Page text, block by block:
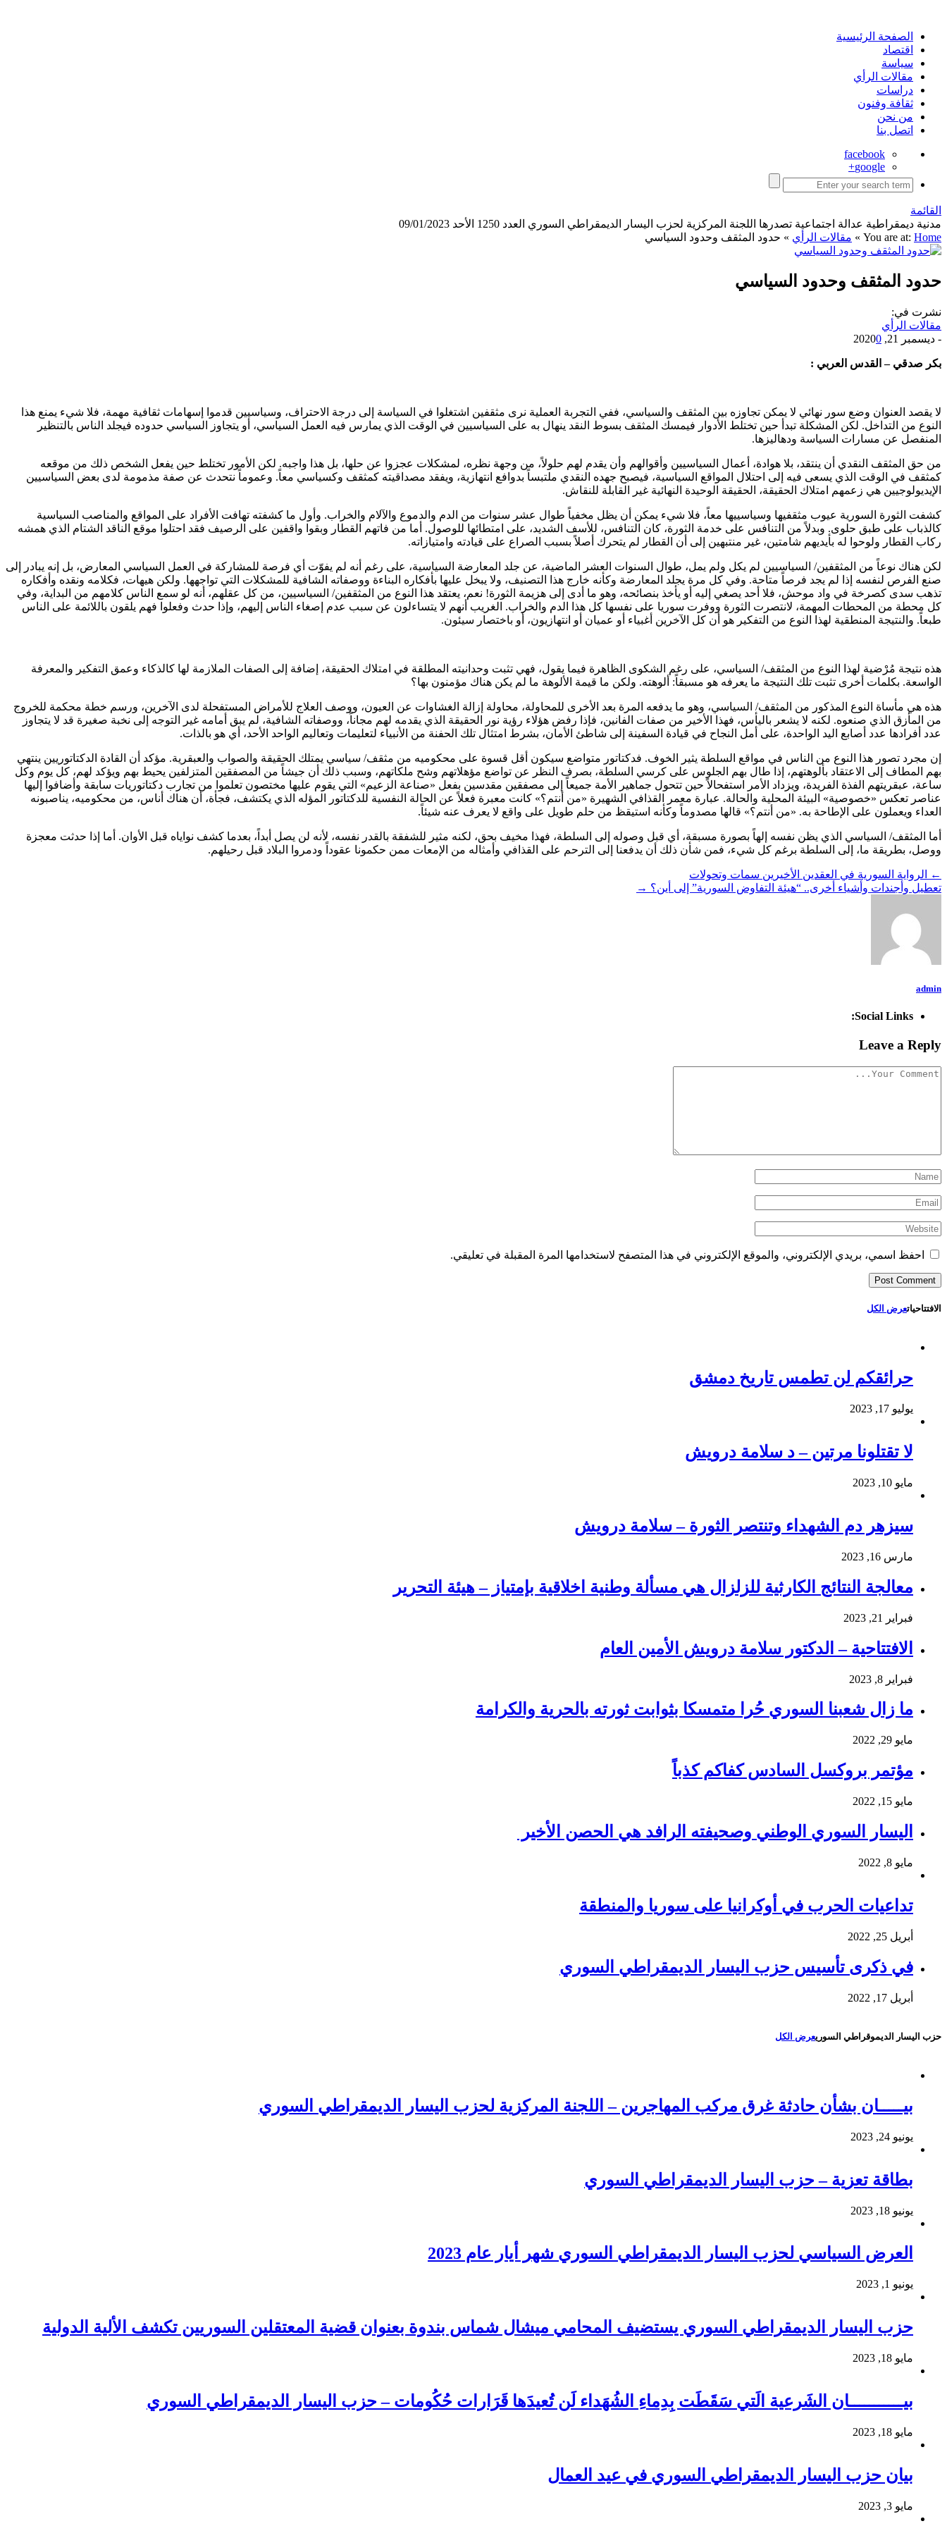
الصفحة الرئيسية
اقتصاد
سياسة
مقالات الرأي
دراسات
ثقافة وفنون
من نحن
اتصل بنا
facebook
google+
القائمة
مدنية ديمقراطية عدالة اجتماعية تصدرها اللجنة المركزية لحزب اليسار الديمقراطي السوري العدد 1250 الأحد 09/01/2023
You are at: Home
» مقالات الرأي » حدود المثقف وحدود السياسي
حدود المثقف وحدود السياسي
نشرت في:
مقالات الرأي
- ديسمبر 21, 2020 0
بكر صدقي – القدس العربي :
لا يقصد العنوان وضع سور نهائي لا يمكن تجاوزه بين المثقف والسياسي، ففي التجربة العملية نرى مثقفين اشتغلوا في السياسة إلى درجة الاحتراف، وسياسيين قدموا إسهامات ثقافية مهمة، فلا شيء يمنع هذا
النوع من التداخل. لكن المشكلة تبدأ حين تختلط الأدوار فيمسك المثقف بسوط النقد ينهال به على السياسيين في الوقت الذي يمارس فيه العمل السياسي، أو يتجاوز السياسي حدوده فيجلد الناس بالتنظير
المنفصل عن مسارات السياسة ودهاليزها.
من حق المثقف النقدي أن ينتقد، بلا هوادة، أعمال السياسيين وأقوالهم وأن يقدم لهم حلولاً، من وجهة نظره، لمشكلات عجزوا عن حلها، بل هذا واجبه. لكن الأمور تختلط حين يفعل الشخص ذلك من موقعه
كمثقف في الوقت الذي يسعى فيه إلى احتلال المواقع السياسية، فيصبح جهده النقدي ملتبساً بدوافع انتهازية، ويفقد مصداقيته كمثقف وكسياسي معاً. وعموماً نتحدث عن صفة مذمومة لدى بعض السياسيين
الإيديولوجيين هي زعمهم امتلاك الحقيقة، الحقيقة الوحيدة النهائية غير القابلة للنقاش.
كشفت الثورة السورية عيوب مثقفيها وسياسييها معاً، فلا شيء يمكن أن يظل مخفياً طوال عشر سنوات من الدم والدموع والآلام والخراب. وأول ما كشفته تهافت الأفراد على المواقع والمناصب السياسية
كالذباب على طبق حلوى. وبدلاً من التنافس على خدمة الثورة، كان التنافس، للأسف الشديد، على امتطائها للوصول. أما من فاتهم القطار وبقوا واقفين على الرصيف فقد احتلوا موقع الناقد الشتام الذي همشه
ركاب القطار ولوحوا له بأيديهم شامتين، غير منتبهين إلى أن القطار لم يتحرك أصلاً بسبب الصراع على قيادته وامتيازاته.
لكن هناك نوعاً من المثقفين/ السياسيين لم يكل ولم يمل، طوال السنوات العشر الماضية، عن جلد المعارضة السياسية، على رغم أنه لم يفوّت أي فرصة للمشاركة في العمل السياسي المعارض، بل إنه يبادر إلى
صنع الفرص لنفسه إذا لم يجد فرصاً متاحة. وفي كل مرة يجلد المعارضة وكأنه خارج هذا التصنيف، ولا يبخل عليها بأفكاره البناءة ووصفاته الشافية للمشكلات التي تواجهها. ولكن هيهات، فكلامه ونقده وأفكاره
تذهب سدى كصرخة في واد موحش، فلا أحد يصغي إليه أو يأخذ بنصائحه، وهو ما أدى إلى هزيمة الثورة! نعم، يعتقد هذا النوع من المثقفين/ السياسيين، من كل عقلهم، أنه لو سمع الناس كلامهم من البداية، وفي
كل محطة من المحطات المهمة، لانتصرت الثورة ووفرت سوريا على نفسها كل هذا الدم والخراب. الغريب أنهم لا يتساءلون عن سبب عدم إصغاء الناس إليهم، وإذا حدث وفعلوا فهم يلقون باللائمة على الناس
طبعاً. والنتيجة المنطقية لهذا النوع من التفكير هو أن كل الآخرين أغبياء أو عميان أو انتهازيون، أو باختصار سيئون.
هذه نتيجة مُرْضية لهذا النوع من المثقف/ السياسي، على رغم الشكوى الظاهرة فيما يقول، فهي تثبت وحدانيته المطلقة في امتلاك الحقيقة، إضافة إلى الصفات الملازمة لها كالذكاء وعمق التفكير والمعرفة
الواسعة. بكلمات أخرى تثبت تلك النتيجة ما يعرفه هو مسبقاً: ألوهته. ولكن ما قيمة الألوهة ما لم يكن هناك مؤمنون بها؟
هذه هي مأساة النوع المذكور من المثقف/ السياسي، وهو ما يدفعه المرة بعد الأخرى للمحاولة، محاولة إزالة الغشاوات عن العيون، ووصف العلاج للأمراض المستفحلة لدى الآخرين، ورسم خطة محكمة للخروج
من المأزق الذي صنعوه. لكنه لا يشعر باليأس، فهذا الأخير من صفات الفانين، فإذا رفض هؤلاء رؤية نور الحقيقة الذي يقدمه لهم مجاناً، ووصفاته الشافية، لم يبق أمامه غير التوجه إلى نخبة صغيرة قد لا يتجاوز
عدد أفرادها عدد أصابع اليد الواحدة، على أمل النجاح في قيادة السفينة إلى شاطئ الأمان، بشرط امتثال تلك الحفنة من الأنبياء لتعليمات وتعاليم الواحد الأحد، أي هو بالذات.
إن مجرد تصور هذا النوع من الناس في مواقع السلطة يثير الخوف. فدكتاتور متواضع سيكون أقل قسوة على محكوميه من مثقف/ سياسي يمتلك الحقيقة والصواب والعبقرية. مؤكد أن القادة الدكتاتوريين ينتهي
بهم المطاف إلى الاعتقاد بألوهتهم، إذا طال بهم الجلوس على كرسي السلطة، بصرف النظر عن تواضع مؤهلاتهم وشح ملكاتهم، وسبب ذلك أن جيشاً من المصفقين المتزلفين يحيط بهم ويؤكد لهم، كل يوم وكل
ساعة، عبقريتهم الفذة الفريدة، ويزداد الأمر استفحالاً حين تتحول جماهير الأمة جميعاً إلى مصفقين مقدسين بفعل «صناعة الزعيم» التي يقوم عليها مختصون تعلموا من تجارب دكتاتوريات سابقة وأضافوا إليها
عناصر تعكس «خصوصية» البيئة المحلية والحالة. عبارة معمر القذافي الشهيرة «من أنتم؟» كانت معبرة فعلاً عن الحالة النفسية للدكتاتور المؤله الذي يكتشف، فجأة، أن هناك أناس، من محكوميه، يناصبونه
العداء ويعملون على الإطاحة به. «من أنتم؟» قالها مصدوماً وكأنه استيقظ من حلم طويل على واقع لا يعرف عنه شيئاً.
أما المثقف/ السياسي الذي يظن نفسه إلهاً بصورة مسبقة، أي قبل وصوله إلى السلطة، فهذا مخيف بحق، لكنه مثير للشفقة بالقدر نفسه، لأنه لن يصل أبداً، بعدما كشف نواياه قبل الأوان. أما إذا حدثت معجزة
ووصل، بطريقة ما، إلى السلطة برغم كل شيء، فمن شأن ذلك أن يدفعنا إلى الترحم على القذافي وأمثاله من الإمعات ممن حكمونا عقوداً ودمروا البلاد قبل رحيلهم.
←
الرواية السورية في العقدين الأخيرين سمات وتحولات
تعطيل وأجندات وأشياء أخرى.. “هيئة التفاوض السورية” إلى أين؟ →
admin
Social Links:
Leave a Reply
احفظ اسمي، بريدي الإلكتروني، والموقع الإلكتروني في هذا المتصفح لاستخدامها المرة المقبلة في تعليقي.
الافتتاحياتعرض الكل
حرائقكم لن تطمس تاريخ دمشق
يوليو 17, 2023
لا تقتلونا مرتين – د سلامة درويش
مايو 10, 2023
سيزهر دم الشهداء وتنتصر الثورة – سلامة درويش
مارس 16, 2023
معالجة النتائج الكارثية للزلزال هي مسألة وطنية اخلاقية بإمتياز – هيئة التحرير
فبراير 21, 2023
الافتتاحية – الدكتور سلامة درويش الأمين العام
فبراير 8, 2023
ما زال شعبنا السوري حُرا متمسكا بثوابت ثورته بالحرية والكرامة
مايو 29, 2022
مؤتمر بروكسل السادس كفاكم كذباً
مايو 15, 2022
اليسار السوري الوطني وصحيفته الرافد هي الحصن الأخير
مايو 8, 2022
تداعيات الحرب في أوكرانيا على سوريا والمنطقة
أبريل 25, 2022
في ذكرى تأسيس حزب اليسار الديمقراطي السوري
أبريل 17, 2022
حزب اليسار الديموقراطي السوريعرض الكل
بيـــــان بشأن حادثة غرق مركب المهاجرين – اللجنة المركزية لحزب اليسار الديمقراطي السوري
يونيو 24, 2023
بطاقة تعزية – حزب اليسار الديمقراطي السوري
يونيو 18, 2023
العرض السياسي لحزب اليسار الديمقراطي السوري شهر أيار عام 2023
يونيو 1, 2023
حزب اليسار الديمقراطي السوري يستضيف المحامي ميشال شماس بندوة بعنوان قضية المعتقلين السوريين تكشف الألية الدولية
مايو 18, 2023
بيـــــــــــان الشَرعية الَتي سَقَطَت بِدِماءِ الشُهَداء لَن تُعيدَها قَرَارات حُكُومات – حزب اليسار الديمقراطي السوري
مايو 18, 2023
بيان حزب اليسار الديمقراطي السوري في عيد العمال
مايو 3, 2023